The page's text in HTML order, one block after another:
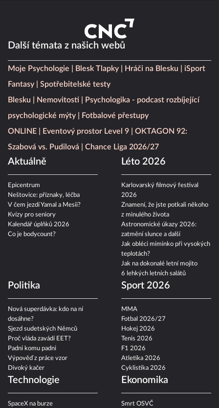
Další témata z našich webů
Moje Psychologie Blesk Tlapky Hráči na Blesku
iSport
Fantasy
Spotřebitelské testy
Blesku
Nemovitosti
Psychologika - podcast rozbíjející
psychologické mýty
Fotbalové přestupy
ONLINE
Eventový prostor Level 9
OKTAGON 92:
Szabová vs. Pudilová
Chance Liga 2026/27
Aktuálně
Epicentrum
Neštovice: příznaky, léčba
V čem jezdí Yamal a Mesii?
Kvízy pro seniory
Kalendář úplňků 2026
Co je bodycount?
Léto 2026
Karlovarský filmový festival
2026
Znamení, že jste potkali někoho
z minulého života
Astronomické úkazy 2026:
zatmění slunce a další
Jak obléci miminko při vysokých
teplotách?
Jak na dokonalé letní mojito
6 lehkých letních salátů
Politika
Nová superdávka: kdo na ní
dosáhne?
Sjezd sudetských Němců
Proč vláda zavádí EET?
Padni komu padni
Výpověď z práce vzor
Divoký kačer
Sport 2026
MMA
Fotbal 2026/27
Hokej 2026
Tenis 2026
F1 2026
Atletika 2026
Cyklistika 2026
Technologie
SpaceX na burze
Ekonomika
Smrt OSVČ